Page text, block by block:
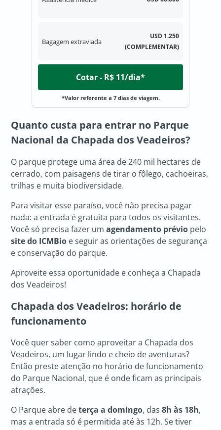
Bagagem extraviada
USD 1.250
(COMPLEMENTAR)
Cotar - R$ 11/dia*
*Valor referente a 7 dias de viagem.
Quanto custa para entrar no Parque
Nacional da Chapada dos Veadeiros?
O parque protege uma área de 240 mil hectares de
cerrado, com paisagens de tirar o fôlego, cachoeiras,
trilhas e muita biodiversidade.
Para visitar esse paraíso, você não precisa pagar
nada: a entrada é gratuita para todos os visitantes.
Você só precisa fazer umagendamento prévio pelo
site do ICMBio e seguir as orientações de segurança
e conservação do parque.
Aproveite essa oportunidade e conheça a Chapada
dos Veadeiros!
Chapada dos Veadeiros: horário de
funcionamento
Você quer saber como aproveitar a Chapada dos
Veadeiros, um lugar lindo e cheio de aventuras?
Então preste atenção no horário de funcionamento
do Parque Nacional, que é onde ficam as principais
atrações.
O Parque abre deterça a domingo, das8h às 18h,
mas a entrada só é permitida até às 12h. Se tiver